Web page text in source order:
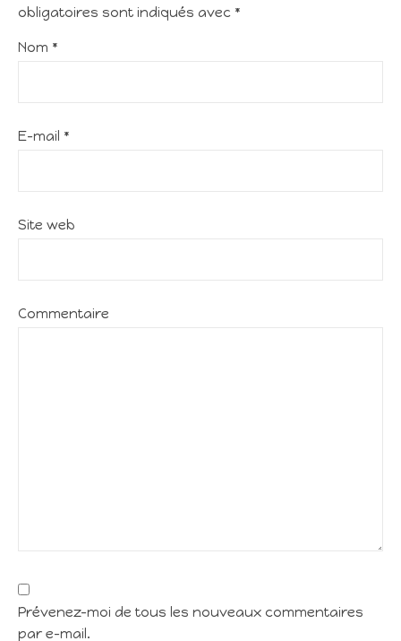
obligatoires sont indiqués avec *
Nom *
E-mail *
Site web
Commentaire
Prévenez-moi de tous les nouveaux commentaires
par e-mail.